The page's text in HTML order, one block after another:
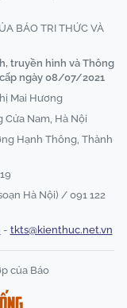
BÁO TRI THỨC VÀ
truyền hình và Thông
ngày 08/07/2021
Mai Hương
Cửa Nam, Hà Nội
Hạnh Thông, Thành
Hà Nội) / 091 122
- tkts@kienthuc.net.vn
của Báo